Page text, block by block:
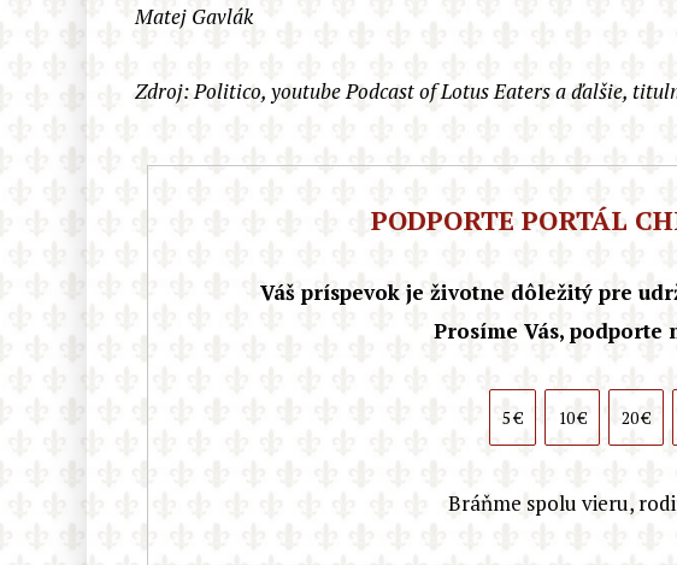
Matej Gavlák
Zdroj: Politico, youtube Podcast of Lotus Eaters a ďalšie,
PODPORTE PORTÁL
Váš príspevok je životne dôležitý pre
Prosíme Vás, podporte
5 € 10 € 20 €
Bráňme spolu vieru,